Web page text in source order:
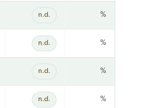
n.d. %
n.d. %
n.d. %
n.d. %